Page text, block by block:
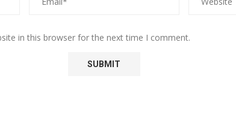
in this browser for the next time I comment.